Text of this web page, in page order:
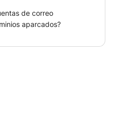
de correo
aparcados?